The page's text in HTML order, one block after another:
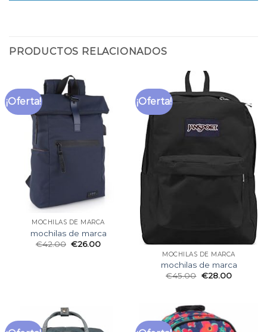
PRODUCTOS RELACIONADOS
¡Oferta!
MOCHILAS DE MARCA
mochilas de marca
€42.00 €26.00
¡Oferta!
MOCHILAS DE MARCA
mochilas de marca
€45.00 €28.00